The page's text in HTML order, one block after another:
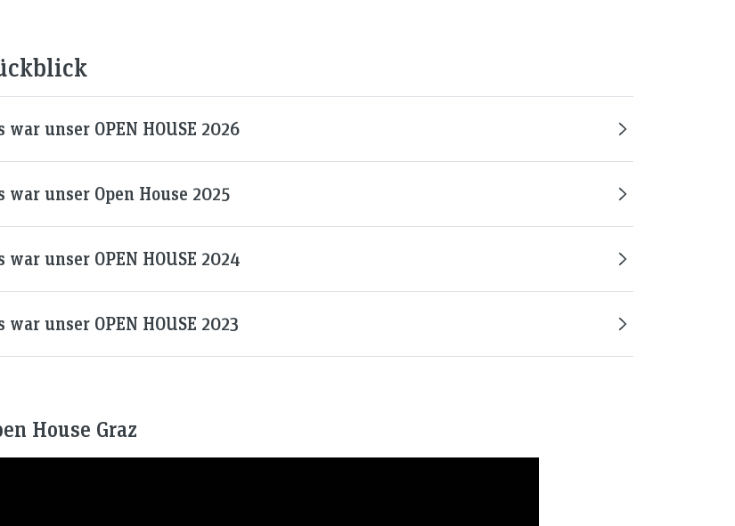
war unser OPEN HOUSE 2026
war unser Open House 2025
war unser OPEN HOUSE 2024
war unser OPEN HOUSE 2023
House Graz